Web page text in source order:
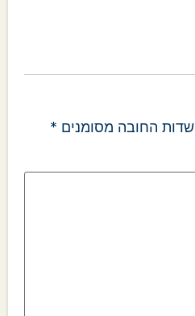
שדות החובה מסומנים *